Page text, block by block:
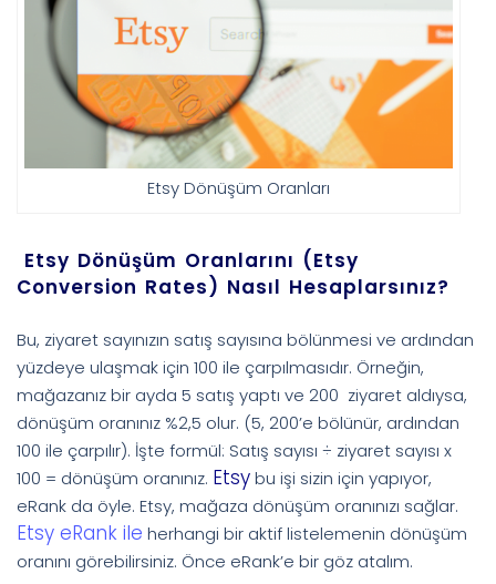
Etsy Dönüşüm Oranları
Etsy Dönüşüm Oranlarını (Etsy
Conversion Rates) Nasıl Hesaplarsınız?
Bu, ziyaret sayınızın satış sayısına bölünmesi ve ardından
yüzdeye ulaşmak için 100 ile çarpılmasıdır. Örneğin,
mağazanız bir ayda 5 satış yaptı ve 200 ziyaret aldıysa,
dönüşüm oranınız %2,5 olur. (5, 200’e bölünür, ardından
100 ile çarpılır). İşte formül: Satış sayısı ÷ ziyaret sayısı x
100 = dönüşüm oranınız. Etsybu işi sizin için yapıyor,
eRank da öyle. Etsy, mağaza dönüşüm oranınızı sağlar.
Etsy eRank ile herhangi bir aktif listelemenin dönüşüm
oranını görebilirsiniz. Önce eRank’e bir göz atalım.